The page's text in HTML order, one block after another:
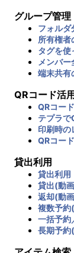
グループ管理
フォルダ
所有権者
タグを使
メンバ
端末共有
QRコード活
QRコー
テプラで
印刷時の
QRコー
貸出利用
貸出利用
貸出(動
返却(動
複数予約
一括予約
長期予約